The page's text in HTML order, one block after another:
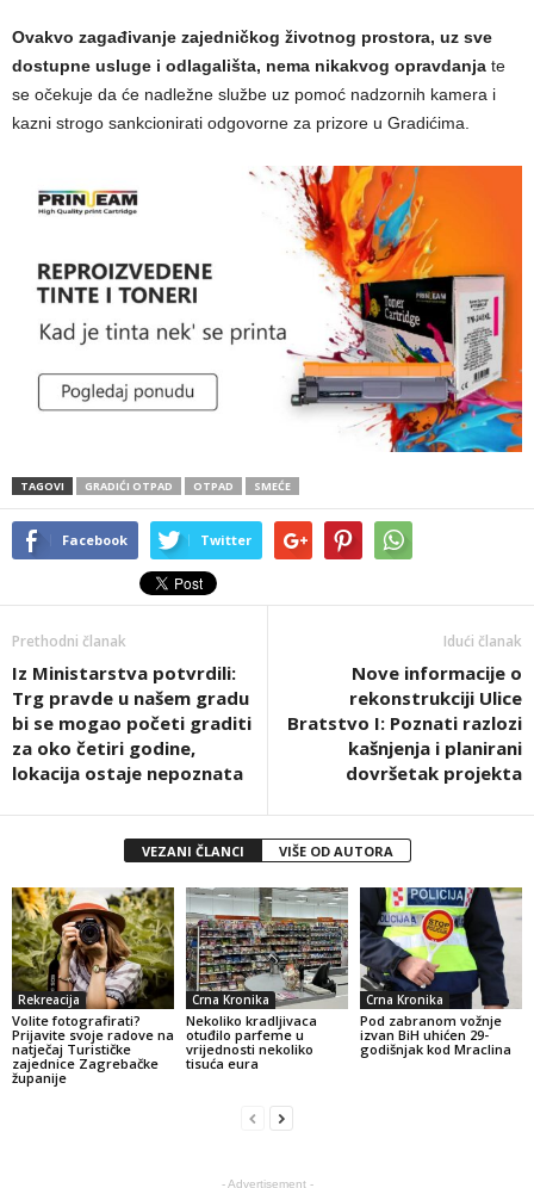
Ovakvo zagađivanje zajedničkog životnog prostora, uz sve
dostupne usluge i odlagališta, nema nikakvog opravdanja te
se očekuje da će nadležne službe uz pomoć nadzornih kamera i
kazni strogo sankcionirati odgovorne za prizore u Gradićima.
TAGOVI GRADIĆI OTPAD OTPAD SMEĆE
Facebook Twitter
Prethodni članak
Iz Ministarstva potvrdili:
Trg pravde u našem gradu
bi se mogao početi graditi
za oko četiri godine,
lokacija ostaje nepoznata
Idući članak
Nove informacije o
rekonstrukciji Ulice
Bratstvo I: Poznati razlozi
kašnjenja i planirani
dovršetak projekta
VEZANI ČLANCI VIŠE OD AUTORA
Rekreacija
Volite fotografirati?
Prijavite svoje radove na
natječaj Turističke
zajednice Zagrebačke
županije
Crna Kronika
Nekoliko kradljivaca
otuđilo parfeme u
vrijednosti nekoliko
tisuća eura
Crna Kronika
Pod zabranom vožnje
izvan BiH uhićen 29-
godišnjak kod Mraclina
- Advertisement -